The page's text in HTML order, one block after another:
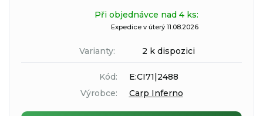
Při objednávce nad 4 ks:
Expedice v úterý 11.08.2026
Varianty: 2 k dispozici
Kód:
E:CI71|2488
Výrobce:
Carp Inferno